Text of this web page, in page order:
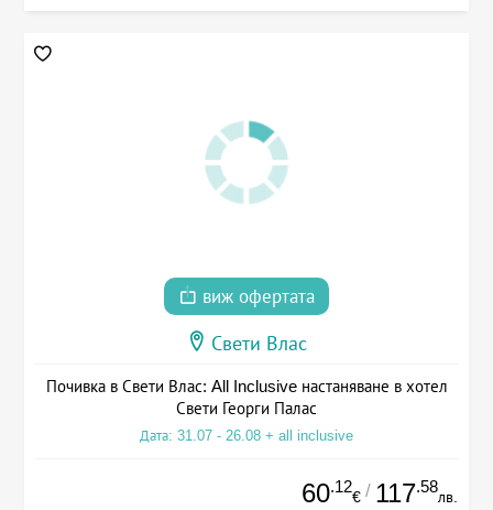
виж офертата
Свети Влас
Почивка в Свети Влас: All Inclusive настаняване в хотел
Свети Георги Палас
Дата: 31.07 - 26.08 + all inclusive
60.12
€ / 117.58
лв.